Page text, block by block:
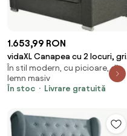
1.653,99 RON
vidaXL Canapea cu 2 locuri, gri
închis, material textil
În stil modern, cu picioare, din
lemn masiv
În stoc
Livrare gratuită